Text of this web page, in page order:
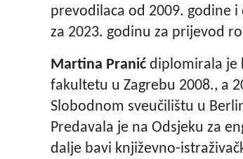
prevodilaca od 2009. godine
za 2023. godinu za prijevod
Martina Pranić diplomirala je
fakultetu u Zagrebu 2008., a
Slobodnom sveučilištu u
Predavala je na Odsjeku za
dalje bavi književno-